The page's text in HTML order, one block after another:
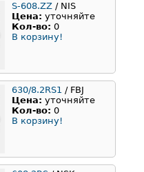
S-608.ZZ / NIS
Цена: уточняйте
Кол-во: 0
В корзину!
630/8.2RS1 / FBJ
Цена: уточняйте
Кол-во: 0
В корзину!